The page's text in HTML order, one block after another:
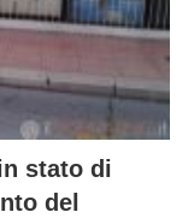
stato di
del